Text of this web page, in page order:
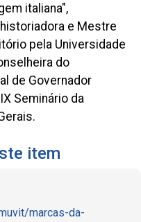
italiana",
e Mestre
pela Universidade
do
de Governador
Seminário da
item
marcas-da-